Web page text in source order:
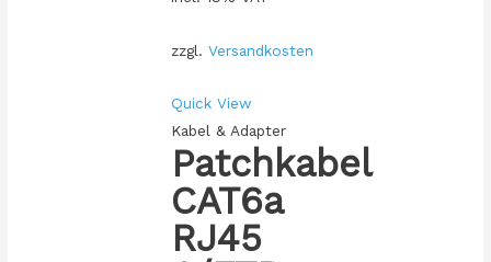
zzgl. Versandkosten
Quick View
Kabel & Adapter
Patchkabel
CAT6a
RJ45